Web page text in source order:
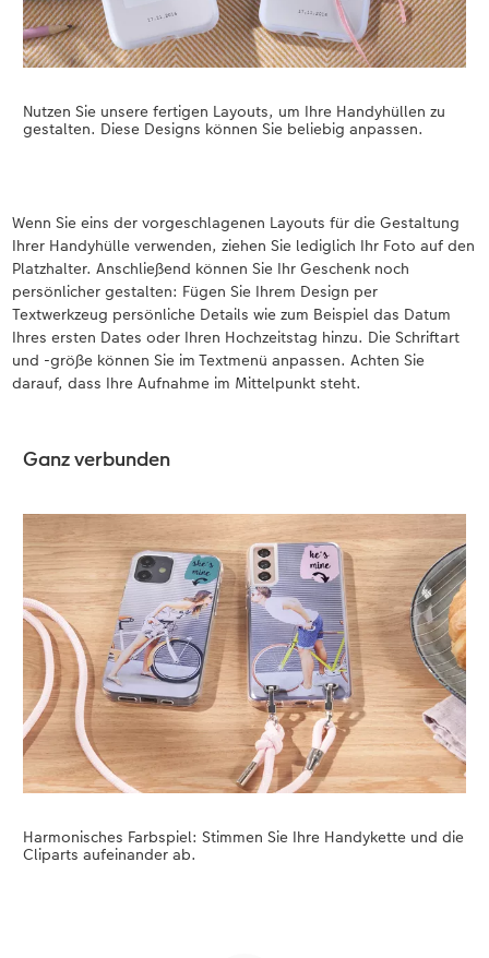
Nutzen Sie unsere fertigen Layouts, um Ihre Handyhüllen zu
gestalten. Diese Designs können Sie beliebig anpassen.
Wenn Sie eins der vorgeschlagenen Layouts für die Gestaltung
Ihrer Handyhülle verwenden, ziehen Sie lediglich Ihr Foto auf den
Platzhalter. Anschließend können Sie Ihr Geschenk noch
persönlicher gestalten: Fügen Sie Ihrem Design per
Textwerkzeug persönliche Details wie zum Beispiel das Datum
Ihres ersten Dates oder Ihren Hochzeitstag hinzu. Die Schriftart
und -größe können Sie im Textmenü anpassen. Achten Sie
darauf, dass Ihre Aufnahme im Mittelpunkt steht.
Ganz verbunden
Harmonisches Farbspiel: Stimmen Sie Ihre Handykette und die
Cliparts aufeinander ab.